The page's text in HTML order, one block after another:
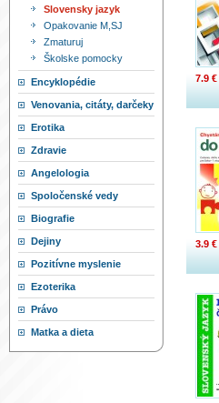
Slovensky jazyk
Opakovanie M,SJ
Zmaturuj
Školske pomocky
Encyklopédie
Venovania, citáty, darčeky
Erotika
Zdravie
Angelologia
Spoločenské vedy
Biografie
Dejiny
Pozitívne myslenie
Ezoterika
Právo
Matka a dieta
7.9 €
3.9 €